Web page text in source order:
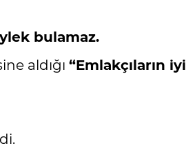
bulamaz.
aldığı “Emlakçıların